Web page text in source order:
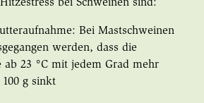
bei Schweinen sind:
Bei Mastschweinen
werden, dass die
ab 23 °C mit jedem Grad mehr
g sinkt